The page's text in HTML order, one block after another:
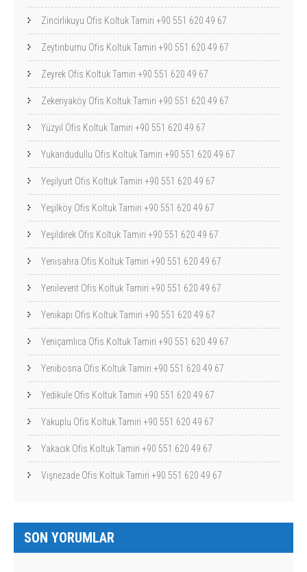
Zincirlikuyu Ofis Koltuk Tamiri +90 551 620 49 67
Zeytinburnu Ofis Koltuk Tamiri +90 551 620 49 67
Zeyrek Ofis Koltuk Tamiri +90 551 620 49 67
Zekeriyaköy Ofis Koltuk Tamiri +90 551 620 49 67
Yüzyıl Ofis Koltuk Tamiri +90 551 620 49 67
Yukarıdudullu Ofis Koltuk Tamiri +90 551 620 49 67
Yeşilyurt Ofis Koltuk Tamiri +90 551 620 49 67
Yeşilköy Ofis Koltuk Tamiri +90 551 620 49 67
Yeşildirek Ofis Koltuk Tamiri +90 551 620 49 67
Yenisahra Ofis Koltuk Tamiri +90 551 620 49 67
Yenilevent Ofis Koltuk Tamiri +90 551 620 49 67
Yenikapı Ofis Koltuk Tamiri +90 551 620 49 67
Yeniçamlıca Ofis Koltuk Tamiri +90 551 620 49 67
Yenibosna Ofis Koltuk Tamiri +90 551 620 49 67
Yedikule Ofis Koltuk Tamiri +90 551 620 49 67
Yakuplu Ofis Koltuk Tamiri +90 551 620 49 67
Yakacık Ofis Koltuk Tamiri +90 551 620 49 67
Vişnezade Ofis Koltuk Tamiri +90 551 620 49 67
SON YORUMLAR